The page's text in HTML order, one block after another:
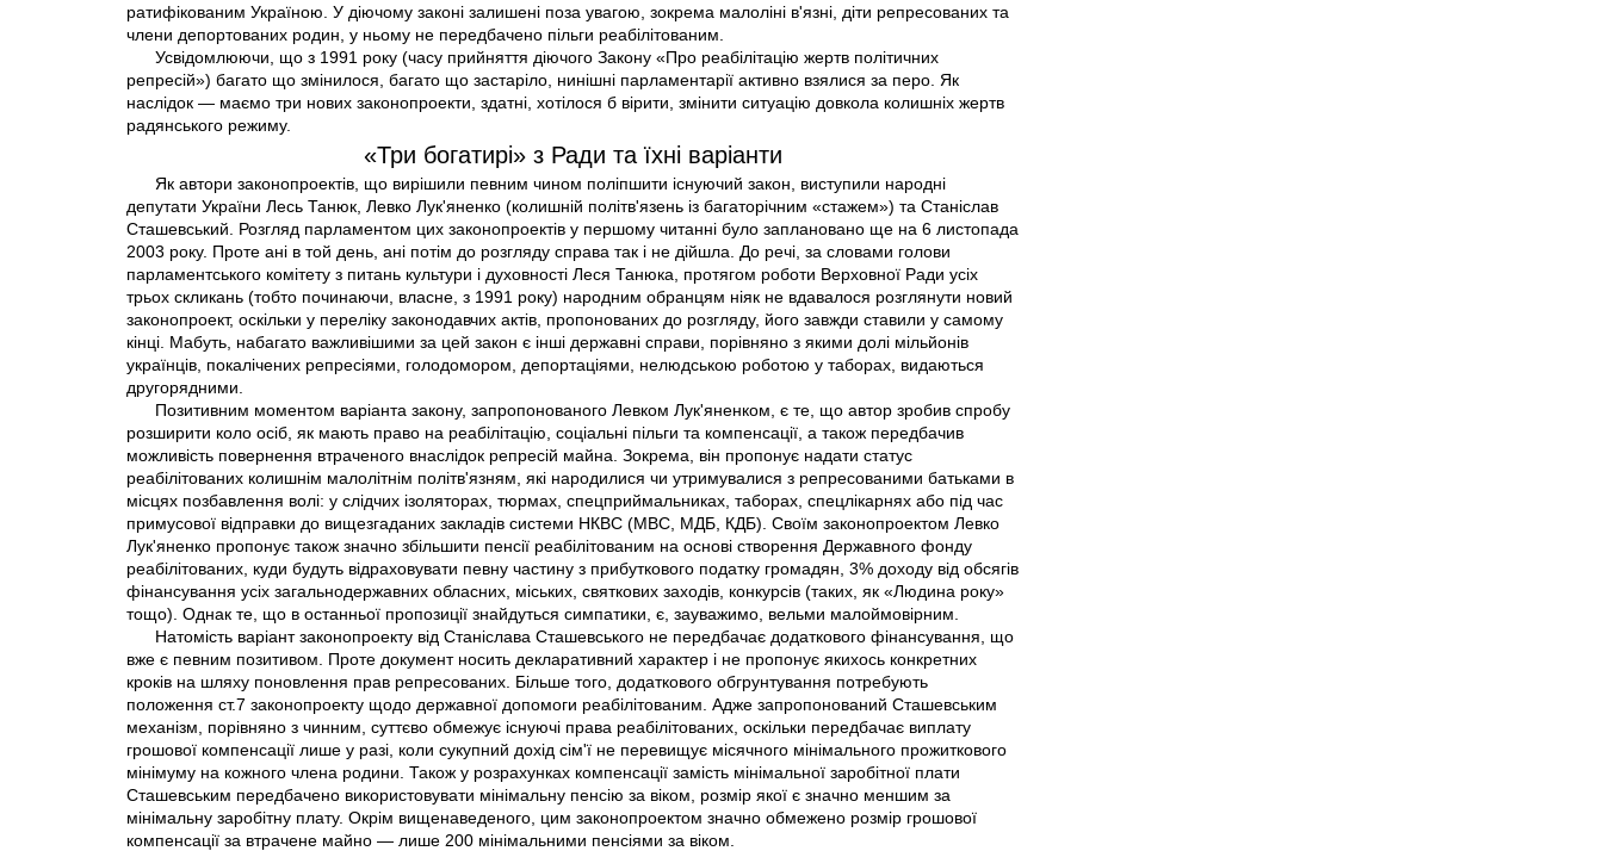
ратифікованим Україною. У діючому законі залишені поза увагою, зокрема малоліні в'язні, діти репресованих та
члени депортованих родин, у ньому не передбачено пільги реабілітованим.
Усвідомлюючи, що з 1991 року (часу прийняття діючого Закону «Про реабілітацію жертв політичних
репресій») багато що змінилося, багато що застаріло, нинішні парламентарії активно взялися за перо. Як
наслідок — маємо три нових законопроекти, здатні, хотілося б вірити, змінити ситуацію довкола колишніх жертв
радянського режиму.
«Три богатирі» з Ради та їхні варіанти
Як автори законопроектів, що вирішили певним чином поліпшити існуючий закон, виступили народні
депутати України Лесь Танюк, Левко Лук'яненко (колишній політв'язень із багаторічним «стажем») та Станіслав
Сташевський. Розгляд парламентом цих законопроектів у першому читанні було заплановано ще на 6 листопада
2003 року. Проте ані в той день, ані потім до розгляду справа так і не дійшла. До речі, за словами голови
парламентського комітету з питань культури і духовності Леся Танюка, протягом роботи Верховної Ради усіх
трьох скликань (тобто починаючи, власне, з 1991 року) народним обранцям ніяк не вдавалося розглянути новий
законопроект, оскільки у переліку законодавчих актів, пропонованих до розгляду, його завжди ставили у самому
кінці. Мабуть, набагато важливішими за цей закон є інші державні справи, порівняно з якими долі мільйонів
українців, покалічених репресіями, голодомором, депортаціями, нелюдською роботою у таборах, видаються
другорядними.
Позитивним моментом варіанта закону, запропонованого Левком Лук'яненком, є те, що автор зробив спробу
розширити коло осіб, як мають право на реабілітацію, соціальні пільги та компенсації, а також передбачив
можливість повернення втраченого внаслідок репресій майна. Зокрема, він пропонує надати статус
реабілітованих колишнім малолітнім політв'язням, які народилися чи утримувалися з репресованими батьками в
місцях позбавлення волі: у слідчих ізоляторах, тюрмах, спецприймальниках, таборах, спецлікарнях або під час
примусової відправки до вищезгаданих закладів системи НКВС (МВС, МДБ, КДБ). Своїм законопроектом Левко
Лук'яненко пропонує також значно збільшити пенсії реабілітованим на основі створення Державного фонду
реабілітованих, куди будуть відраховувати певну частину з прибуткового податку громадян, 3% доходу від обсягів
фінансування усіх загальнодержавних обласних, міських, святкових заходів, конкурсів (таких, як «Людина року»
тощо). Однак те, що в останньої пропозиції знайдуться симпатики, є, зауважимо, вельми малоймовірним.
Натомість варіант законопроекту від Станіслава Сташевського не передбачає додаткового фінансування, що
вже є певним позитивом. Проте документ носить декларативний характер і не пропонує якихось конкретних
кроків на шляху поновлення прав репресованих. Більше того, додаткового обгрунтування потребують
положення ст.7 законопроекту щодо державної допомоги реабілітованим. Адже запропонований Сташевським
механізм, порівняно з чинним, суттєво обмежує існуючі права реабілітованих, оскільки передбачає виплату
грошової компенсації лише у разі, коли сукупний дохід сім'ї не перевищує місячного мінімального прожиткового
мінімуму на кожного члена родини. Також у розрахунках компенсації замість мінімальної заробітної плати
Сташевським передбачено використовувати мінімальну пенсію за віком, розмір якої є значно меншим за
мінімальну заробітну плату. Окрім вищенаведеного, цим законопроектом значно обмежено розмір грошової
компенсації за втрачене майно — лише 200 мінімальними пенсіями за віком.